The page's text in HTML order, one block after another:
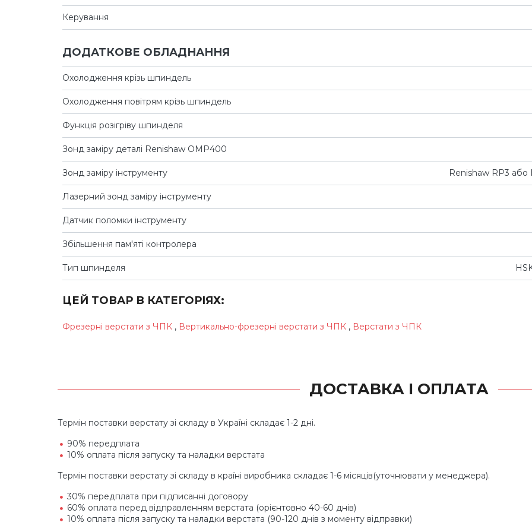
Керування
ДОДАТКОВЕ ОБЛАДНАННЯ
Охолодження крізь шпиндель
Охолодження повітрям крізь шпиндель
Функція розігріву шпинделя
Зонд заміру деталі Renishaw OMP400
Зонд заміру інструменту Renishaw RP3 або
Лазерний зонд заміру інструменту
Датчик поломки інструменту
Збільшення пам'яті контролера
Тип шпинделя
ЦЕЙ ТОВАР В КАТЕГОРІЯХ:
Фрезерні верстати з ЧПК , Вертикально-фрезерні верстати з ЧПК , Верстати з ЧПК
ДОСТАВКА І ОПЛАТА
Термін поставки верстату зі складу в Україні складає 1-2 дні.
90% передплата
10% оплата після запуску та наладки верстата
Термін поставки верстату зі складу в країні виробника складає 1-6 місяців(уточнювати у менеджера).
30% передплата при підписанні договору
60% оплата перед відправленням верстата (орієнтовно 40-60 днів)
10% оплата після запуску та наладки верстата (90-120 днів з моменту відправки)